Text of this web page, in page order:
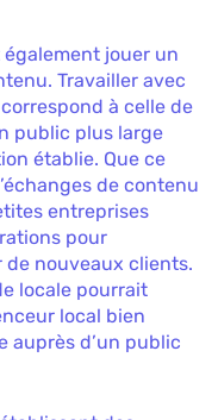
jouer un
Travailler avec
à celle de
public plus large
établie. Que ce
de contenu
entreprises
pour
nouveaux clients.
locale pourrait
local bien
auprès d’un public